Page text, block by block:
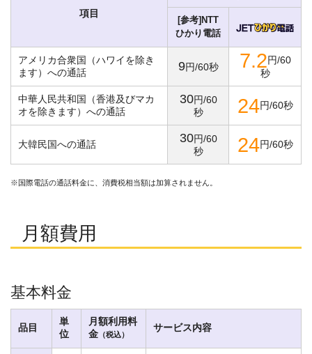
項目
[参考]NTT
ひかり電話
アメリカ合衆国（ハワイを除き
ます）への通話
9円/60秒 7.2円/60
秒
中華人民共和国（香港及びマカ
オを除きます）への通話
30円/60
秒
24円/60秒
大韓民国への通話 30円/60
秒
24円/60秒
※国際電話の通話料金に、消費税相当額は加算されません。
月額費用
基本料金
品目
単
位
月額利用料
金 （税込）
サービス内容